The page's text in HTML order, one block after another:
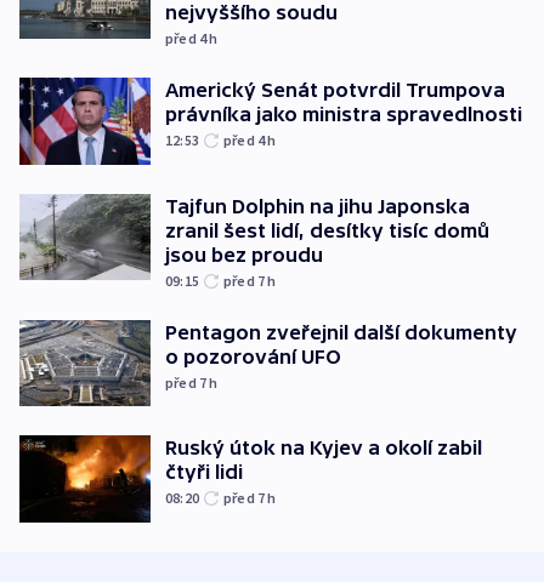
nejvyššího soudu
před 4h
Americký Senát potvrdil Trumpova
právníka jako ministra spravedlnosti
12:53 před 4h
Tajfun Dolphin na jihu Japonska
zranil šest lidí, desítky tisíc domů
jsou bez proudu
09:15 před 7h
Pentagon zveřejnil další dokumenty
o pozorování UFO
před 7h
Ruský útok na Kyjev a okolí zabil
čtyři lidi
08:20 před 7h